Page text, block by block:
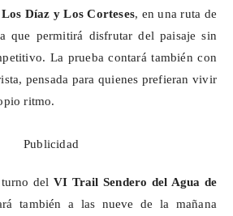
Díaz y Los Corteses, en una ruta de
que permitirá disfrutar del paisaje sin
La prueba contará también con
pensada para quienes prefieran vivir
ritmo.
Publicidad
del VI Trail Sendero del Agua de
también a las nueve de la mañana